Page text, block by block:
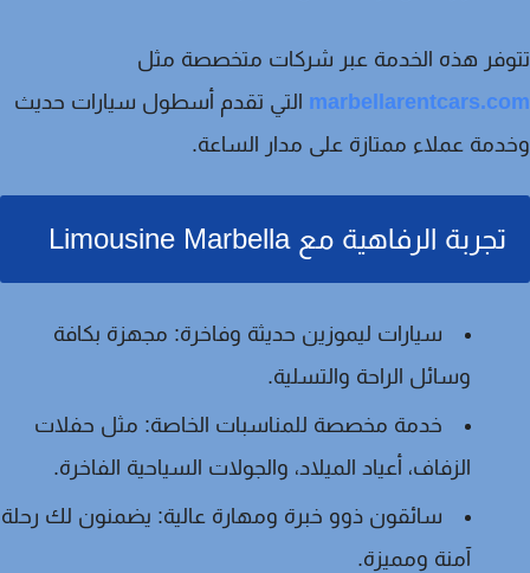
هذه الخدمة عبر شركات متخصصة مثل
التي تقدم أسطول سيارات حديث
عملاء ممتازة على مدار الساعة.
تجربة الرفاهية مع Limousine Marbella
سيارات ليموزين حديثة وفاخرة: مجهزة بكافة
وسائل الراحة والتسلية.
خدمة مخصصة للمناسبات الخاصة:مثل حفلات
الزفاف، أعياد الميلاد، والجولات السياحية الفاخرة.
سائقون ذوو خبرة ومهارة عالية:يضمنون لك رحلة
آمنة ومميزة.